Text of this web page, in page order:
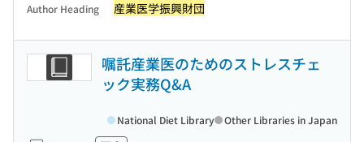
Author Heading 産業医学振興財団
嘱託産業医のためのストレスチェ
ック実務Q&A
National Diet Library Other Libraries in Japan